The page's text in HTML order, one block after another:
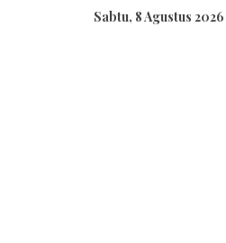
Sabtu, 8 Agustus